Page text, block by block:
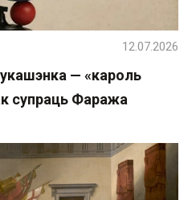
— «кароль
супраць Фаража
12.07.2026